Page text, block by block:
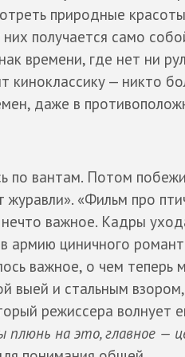
природные
получается само
времени, где нет ни
киноклассику — никто
даже в
по вантам. Потом
журавли». «Фильм про
важное. Кадры
армию циничного
важное, о чем теперь
выей и стальным
режиссера волнует
на это, главное —